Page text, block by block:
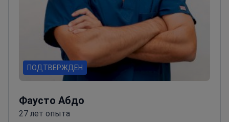
ПОДТВЕРЖДЕН
Фаусто Абдо
27 лет опыта